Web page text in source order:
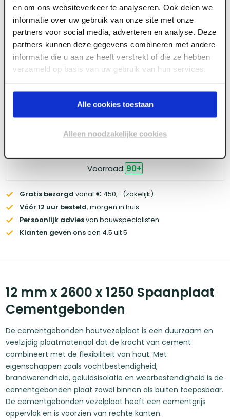
en om ons websiteverkeer te analyseren. Ook delen we
informatie over uw gebruik van onze site met onze
partners voor social media, adverteren en analyse. Deze
partners kunnen deze gegevens combineren met andere
informatie die u aan ze heeft verstrekt of die ze hebben
verzameld op basis van uw gebruik van hun services.
Alle cookies toestaan
Alleen noodzakelijke cookies
Meld je aan of maak een account aan om toegang
te krijgen tot de prijzen.
Log in voor prijzen
account
Voorraad: 90+
Gratis bezorgd vanaf € 450,- (zakelijk)
Vóór 12 uur besteld, morgen in huis
Persoonlijk adviesvan bouwspecialisten
Klanten geven onseen 4.5 uit 5
12 mm x 2600 x 1250 Spaanplaat
Cementgebonden
De cementgebonden houtvezelplaat is een duurzaam en
veelzijdig plaatmateriaal dat de kracht van cement
combineert met de flexibiliteit van hout. Met
eigenschappen zoals vochtbestendigheid,
brandwerendheid, geluidsisolatie en weerbestendigheid is de
cementgebonden plaat zowel binnen als buiten toepasbaar.
De cementgebonden vezelplaat heeft een cementgrijs
oppervlak en is voorzien van rechte kanten.